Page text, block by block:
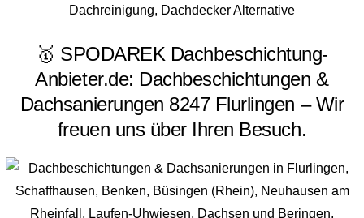
🥇 SPODAREK Dachbeschichtung-
Anbieter.de: Dachbeschichtungen &
Dachsanierungen 8247 Flurlingen – Wir
freuen uns über Ihren Besuch.